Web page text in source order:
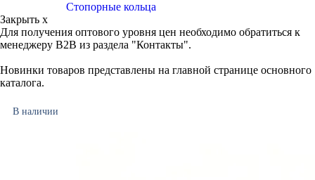
Стопорные кольца
Закрыть x
Для получения оптового уровня цен необходимо обратиться к
менеджеру B2B из раздела "Контакты".
Новинки товаров представлены на главной странице основного
каталога.
В наличии